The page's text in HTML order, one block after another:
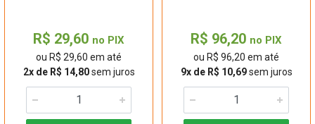
R$ 29,60 no PIX
ou R$ 29,60 em até
2x de R$ 14,80sem juros
R$ 96,20 no PIX
ou R$ 96,20 em até
9x de R$ 10,69sem juros